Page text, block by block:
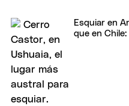
Esquiar en
que en